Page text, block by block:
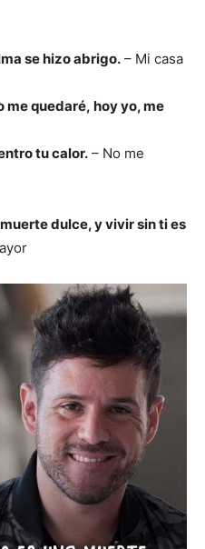
se hizo abrigo. – Mi casa
me quedaré, hoy yo, me
tu calor. – No me
dulce, y vivir sin ti es